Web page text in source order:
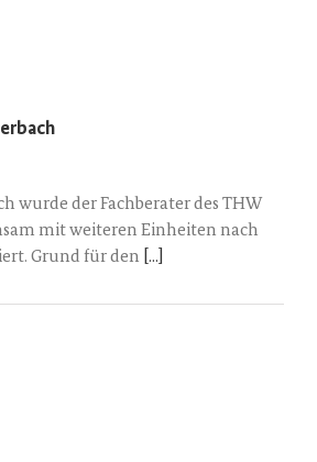
wurde der Fachberater des THW
mit weiteren Einheiten nach
Grund für den [...]